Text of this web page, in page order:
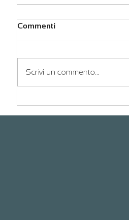
Commenti
Scrivi un commento...